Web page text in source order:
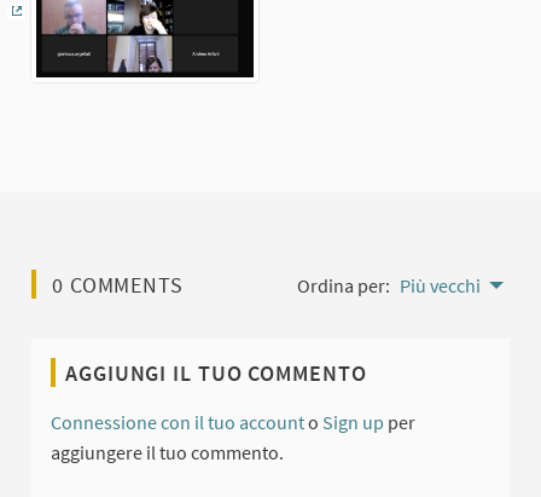
(Collegamento esterno)
0 COMMENTS Ordina per: Più vecchi
AGGIUNGI IL TUO COMMENTO
Connessione con il tuo accounto Sign up per
aggiungere il tuo commento.